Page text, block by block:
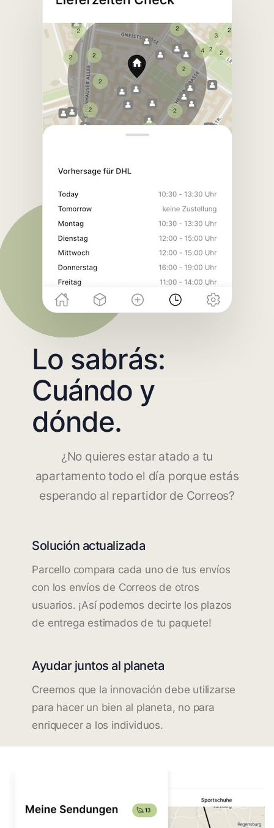
Lo sabrás:
Cuándo y
dónde.
¿No quieres estar atado a tu
apartamento todo el día porque estás
esperando al repartidor de Correos?
Solución actualizada
Parcello compara cada uno de tus envíos
con los envíos de Correos de otros
usuarios. ¡Así podemos decirte los plazos
de entrega estimados de tu paquete!
Ayudar juntos al planeta
Creemos que la innovación debe utilizarse
para hacer un bien al planeta, no para
enriquecer a los individuos.